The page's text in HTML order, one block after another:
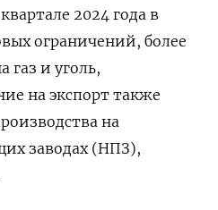
2024 года в
ограничений, более
газ и уголь,
на экспорт также
на
заводах (НПЗ),